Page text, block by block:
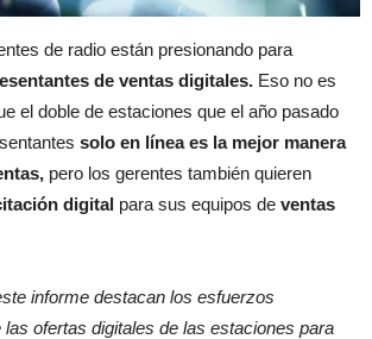
de radio están presionando para
de ventas digitales. Eso no es
el doble de estaciones que el año pasado
solo en línea es la mejor manera
pero los gerentes también quieren
digital para sus equipos de ventas
informe destacan los esfuerzos
ofertas digitales de las estaciones para